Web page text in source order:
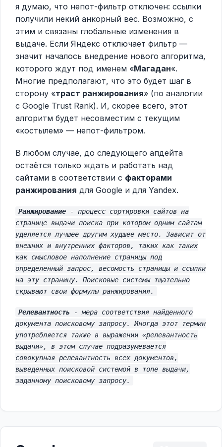
я думаю, что непот-фильтр отключен: ссылки
получили некий анкорный вес. Возможно, с
этим и связаны глобальные изменения в
выдаче. Если Яндекс отключает фильтр —
значит началось внедрение нового алгоритма,
которого ждут под именем «Магадан«.
Многие предполагают, что это будет шаг в
сторону «траст ранжирования» (по аналогии
с Google Trust Rank). И, скорее всего, этот
алгоритм будет несовместим с текущим
«костылем» — непот-фильтром.
В любом случае, до следующего апдейта
остаётся только ждать и работать над
сайтами в соответствии с факторами
ранжирования для Google и для Yandex.
Ранжирование - процесс сортировки сайтов на
странице выдачи поиска при котором одним сайтам
уделяется лучшее другим худшее место. Зависит от
внешних и внутренних факторов, таких как таких
как смысловое наполнение страницы под
определенный запрос, весомость страницы и ссылки
на эту страницу. Поисковые системы тщательно
скрывают свои формулы ранжирования.
Релевантность - мера соответствия найденного
документа поисковому запросу. Иногда этот термин
употребляется также в выражении «релевантность
выдачи», в этом случае подразумевается
совокупная релевантность всех документов,
выведенных поисковой системой в топе выдачи,
заданному поисковому запросу.